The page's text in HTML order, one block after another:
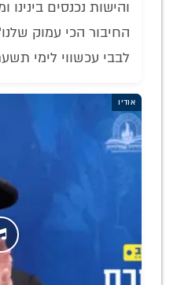
והישות נכנסים בינינו
החיבור הכי עמוק
לבבי עכשווי לימי
אודיו